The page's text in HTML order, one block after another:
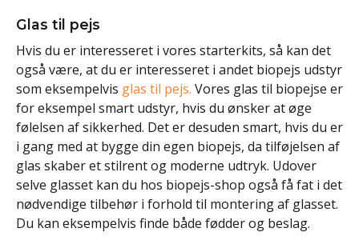
Glas til pejs
Hvis du er interesseret i vores starterkits, så kan det
også være, at du er interesseret i andet biopejs udstyr
som eksempelvis glas til pejs. Vores glas til biopejse er
for eksempel smart udstyr, hvis du ønsker at øge
følelsen af sikkerhed. Det er desuden smart, hvis du er
i gang med at bygge din egen biopejs, da tilføjelsen af
glas skaber et stilrent og moderne udtryk. Udover
selve glasset kan du hos biopejs-shop også få fat i det
nødvendige tilbehør i forhold til montering af glasset.
Du kan eksempelvis finde både fødder og beslag.